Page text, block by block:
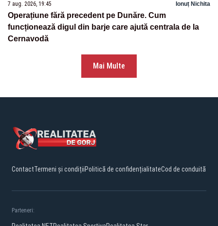
7 aug. 2026, 19:45 Ionuț Nichita
Operațiune fără precedent pe Dunăre. Cum
funcționează digul din barje care ajută centrala de la
Cernavodă
Mai Multe
ContactTermeni și condițiiPolitică de confidențialitateCod de conduită
Parteneri: